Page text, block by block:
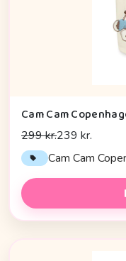
299 kr.239 kr.
Cam Cam